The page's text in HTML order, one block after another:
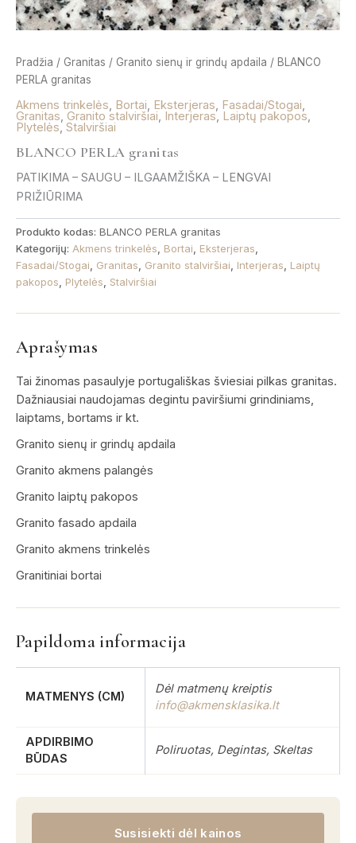
Pradžia / Granitas / Granito sienų ir grindų apdaila / BLANCO
PERLA granitas
Akmens trinkelės, Bortai, Eksterjeras, Fasadai/Stogai,
Granitas, Granito stalviršiai, Interjeras, Laiptų pakopos,
Plytelės, Stalviršiai
BLANCO PERLA granitas
PATIKIMA – SAUGU – ILGAAMŽIŠKA – LENGVAI
PRIŽIŪRIMA
Produkto kodas: BLANCO PERLA granitas
Kategorijų: Akmens trinkelės, Bortai, Eksterjeras,
Fasadai/Stogai, Granitas, Granito stalviršiai, Interjeras, Laiptų
pakopos, Plytelės, Stalviršiai
Aprašymas
Tai žinomas pasaulyje portugališkas šviesiai pilkas granitas.
Dažniausiai naudojamas degintu paviršiumi grindiniams,
laiptams, bortams ir kt.
Granito sienų ir grindų apdaila
Granito akmens palangės
Granito laiptų pakopos
Granito fasado apdaila
Granito akmens trinkelės
Granitiniai bortai
Papildoma informacija
MATMENYS (CM)
Dėl matmenų kreiptis
info@akmensklasika.lt
APDIRBIMO
BŪDAS
Poliruotas, Degintas, Skeltas
Susisiekti dėl kainos